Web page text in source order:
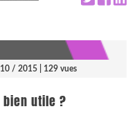
/ 2015 | 129 vues
utile ?